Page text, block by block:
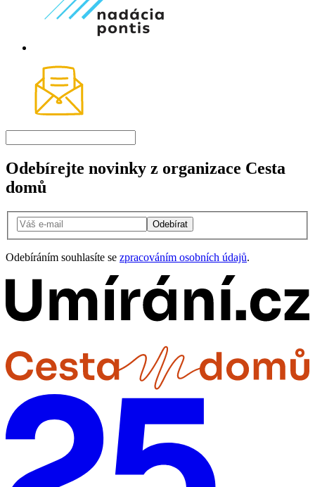
Odebírejte novinky z organizace Cesta
domů
Odebírat
Odebíráním souhlasíte se zpracováním osobních údajů.